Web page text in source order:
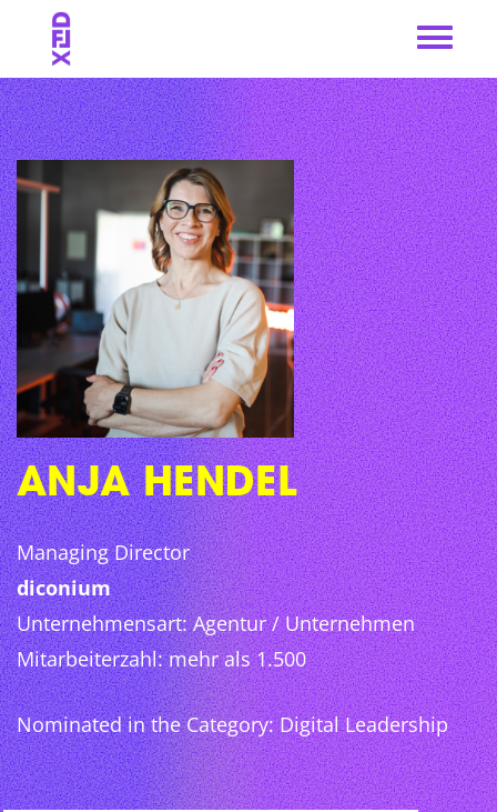
to
content
ANJA HENDEL
Managing Director
diconium
Unternehmensart: Agentur / Unternehmen
Mitarbeiterzahl: mehr als 1.500
Nominated in the Category: Digital Leadership